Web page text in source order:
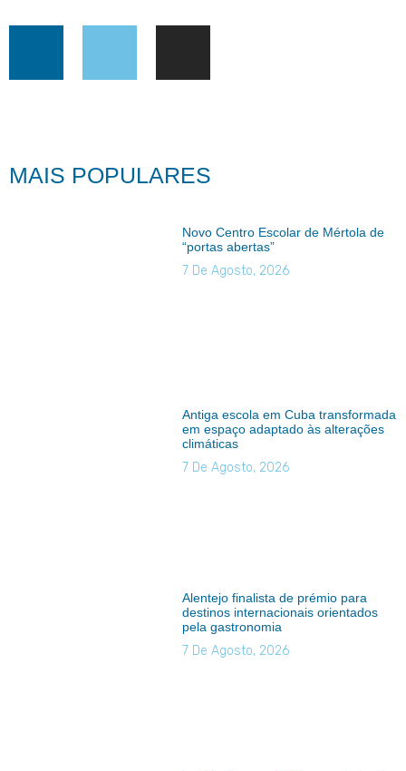
MAIS POPULARES
Novo Centro Escolar de Mértola de
“portas abertas”
7 De Agosto, 2026
Antiga escola em Cuba transformada
em espaço adaptado às alterações
climáticas
7 De Agosto, 2026
Alentejo finalista de prémio para
destinos internacionais orientados
pela gastronomia
7 De Agosto, 2026